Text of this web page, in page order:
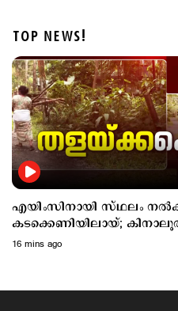
Latest
കടലില്‍
സ്‌കൂബ അംഗങ്ങളുടെ
2 hours ago
TOP NEWS!
എയിംസിനായി സ്ഥലം
കടക്കെണിയിലായ്;
ദുരിതം
16 mins ago